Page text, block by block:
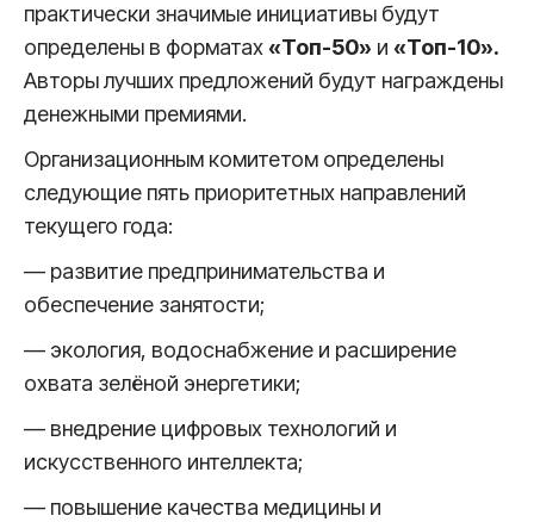
практически значимые инициативы будут
определены в форматах«Топ-50» и «Топ-10».
Авторы лучших предложений будут награждены
денежными премиями.
Организационным комитетом определены
следующие пять приоритетных направлений
текущего года:
— развитие предпринимательства и
обеспечение занятости;
— экология, водоснабжение и расширение
охвата зелёной энергетики;
— внедрение цифровых технологий и
искусственного интеллекта;
— повышение качества медицины и